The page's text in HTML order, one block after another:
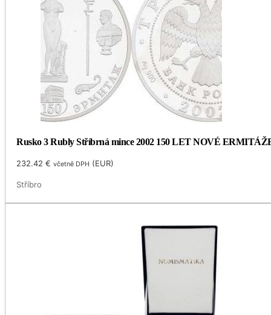
Rusko 3 Rubly Stříbrná mince 2002 150 LET NOVÉ
232.42€ včetně DPH (EUR)
Stříbro